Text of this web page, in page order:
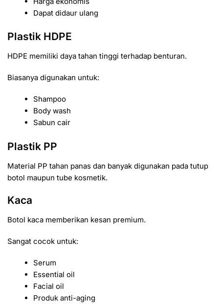
Dapat didaur ulang
Plastik HDPE
HDPE memiliki daya tahan tinggi terhadap benturan.
Biasanya digunakan untuk:
Shampoo
Body wash
Sabun cair
Plastik PP
Material PP tahan panas dan banyak digunakan pada tutup
botol maupun tube kosmetik.
Kaca
Botol kaca memberikan kesan premium.
Sangat cocok untuk:
Serum
Essential oil
Facial oil
Produk anti-aging